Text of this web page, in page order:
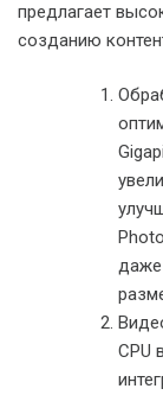
Офисная
демонстрирует
повседневных
потокам, а
легко
одновременно
заметных
Работа с
сложных
документов
преимущество